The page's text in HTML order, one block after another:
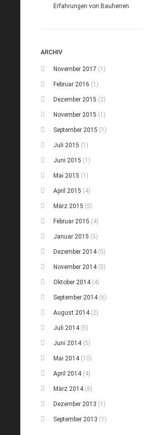
Erfahrungen von Bauherren
ARCHIV
November 2017 (1)
Februar 2016 (1)
Dezember 2015 (2)
November 2015 (1)
September 2015 (1)
Juli 2015 (1)
Juni 2015 (1)
Mai 2015 (1)
April 2015 (4)
März 2015 (5)
Februar 2015 (4)
Januar 2015 (5)
Dezember 2014(5)
November 2014(5)
Oktober 2014(4)
September 2014(6)
August 2014(2)
Juli 2014(5)
Juni 2014(5)
Mai 2014(10)
April 2014(4)
März 2014(8)
Dezember 2013 (1)
September 2013 (1)